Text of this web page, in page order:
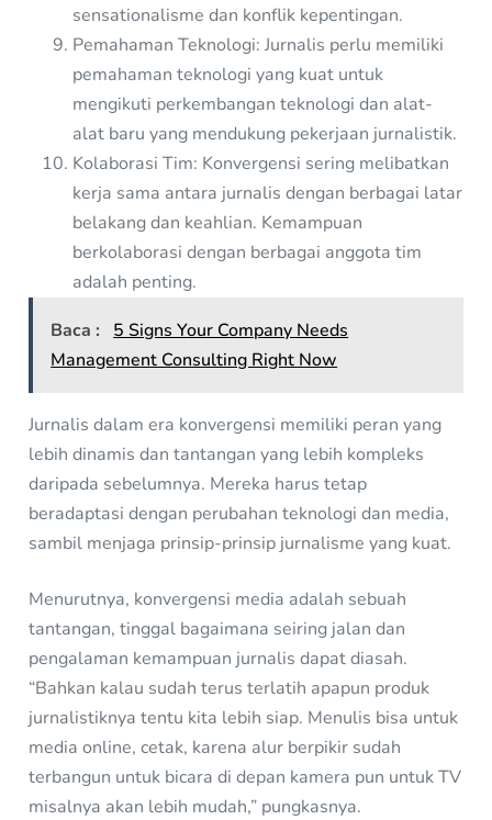
sensationalisme dan konflik kepentingan.
Pemahaman Teknologi: Jurnalis perlu memiliki
pemahaman teknologi yang kuat untuk
mengikuti perkembangan teknologi dan alat-
alat baru yang mendukung pekerjaan jurnalistik.
Kolaborasi Tim: Konvergensi sering melibatkan
kerja sama antara jurnalis dengan berbagai latar
belakang dan keahlian. Kemampuan
berkolaborasi dengan berbagai anggota tim
adalah penting.
Baca :
5 Signs Your Company Needs
Management Consulting Right Now
Jurnalis dalam era konvergensi memiliki peran yang
lebih dinamis dan tantangan yang lebih kompleks
daripada sebelumnya. Mereka harus tetap
beradaptasi dengan perubahan teknologi dan media,
sambil menjaga prinsip-prinsip jurnalisme yang kuat.
Menurutnya, konvergensi media adalah sebuah
tantangan, tinggal bagaimana seiring jalan dan
pengalaman kemampuan jurnalis dapat diasah.
“Bahkan kalau sudah terus terlatih apapun produk
jurnalistiknya tentu kita lebih siap. Menulis bisa untuk
media online, cetak, karena alur berpikir sudah
terbangun untuk bicara di depan kamera pun untuk TV
misalnya akan lebih mudah,” pungkasnya.